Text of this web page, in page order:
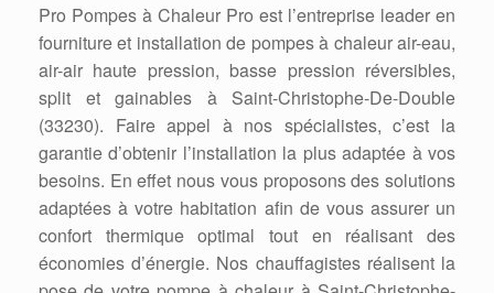
Pro Pompes à Chaleur Pro est l’entreprise leader en
fourniture et installation de pompes à chaleur air-eau,
air-air haute pression, basse pression réversibles,
split et gainables à Saint-Christophe-De-Double
(33230). Faire appel à nos spécialistes, c’est la
garantie d’obtenir l’installation la plus adaptée à vos
besoins. En effet nous vous proposons des solutions
adaptées à votre habitation afin de vous assurer un
confort thermique optimal tout en réalisant des
économies d’énergie. Nos chauffagistes réalisent la